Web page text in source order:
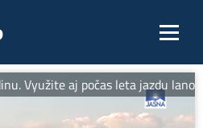
aj počas leta jazdu